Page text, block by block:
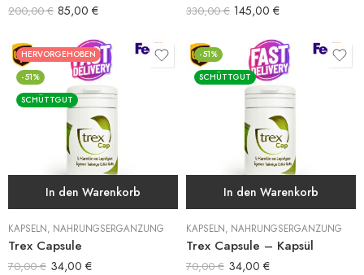
200,00€ 85,00 € 330,00€ 145,00 €
HERVORGEHOBEN
-51%
SCHÜTTGUT
In den Warenkorb
KAPSELN, NAHRUNGSERGÄNZUNG
Trex Capsule
70,00€ 34,00 €
-51%
SCHÜTTGUT
In den Warenkorb
KAPSELN, NAHRUNGSERGÄNZUNG
Trex Capsule – Kapsül
70,00€ 34,00 €